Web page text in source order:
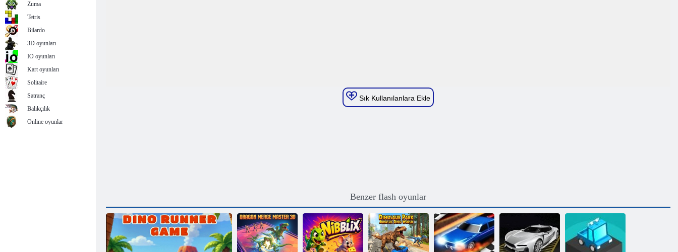
Sık Kullanılanlara Ekle
Benzer flash oyunlar
Zuma
Tetris
Bilardo
3D oyunları
IO oyunları
Kart oyunları
Solitaire
Satranç
Balıkçılık
Online oyunlar